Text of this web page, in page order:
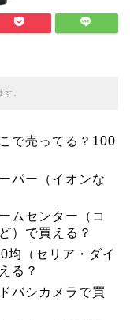
。
で売ってる？100
パー（イオンな
ムセンター（コ
）で買える？
均（セリア・ダイ
る？
バシカメラで買